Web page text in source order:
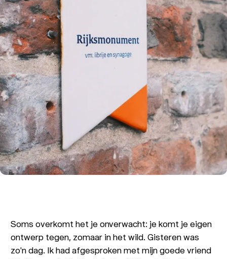
Soms overkomt het je onverwacht: je komt je eigen
ontwerp tegen, zomaar in het wild. Gisteren was
zo'n dag. Ik had afgesproken met mijn goede vriend